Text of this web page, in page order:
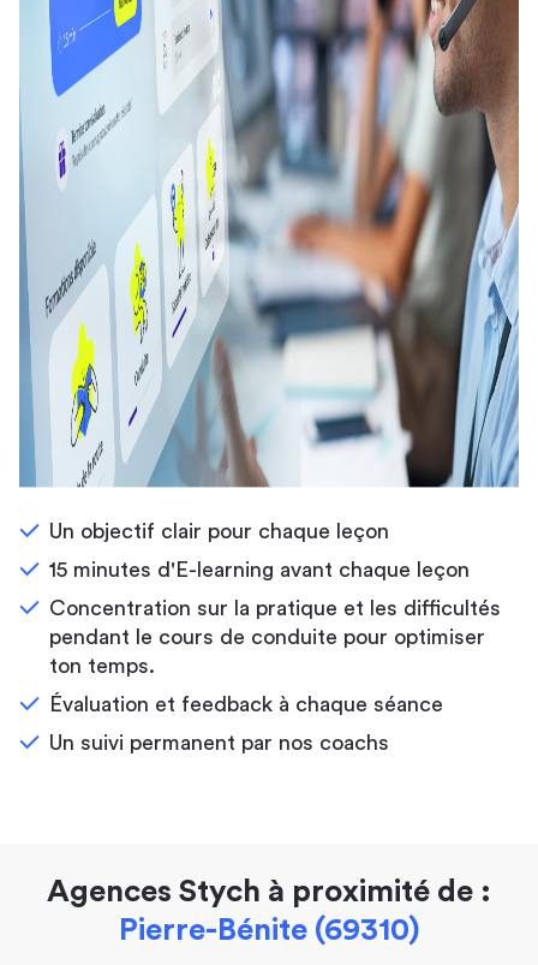
Un objectif clair pour chaque leçon
15 minutes d'E-learning avant chaque leçon
Concentration sur la pratique et les difficultés
pendant le cours de conduite pour optimiser
ton temps.
Évaluation et feedback à chaque séance
Un suivi permanent par nos coachs
Agences Stych à proximité de :
Pierre-Bénite (69310)